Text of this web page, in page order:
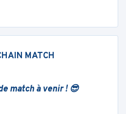
MATCH
match à venir ! 😎